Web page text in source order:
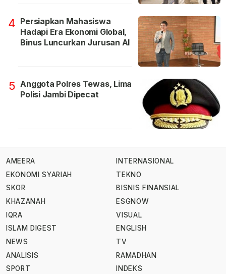
4 Persiapkan Mahasiswa
Hadapi Era Ekonomi Global,
Binus Luncurkan Jurusan AI
5 Anggota Polres Tewas, Lima
Polisi Jambi Dipecat
AMEERA
EKONOMI SYARIAH
SKOR
KHAZANAH
IQRA
ISLAM DIGEST
NEWS
ANALISIS
SPORT
INTERNASIONAL
TEKNO
BISNIS FINANSIAL
ESGNOW
VISUAL
ENGLISH
TV
RAMADHAN
INDEKS